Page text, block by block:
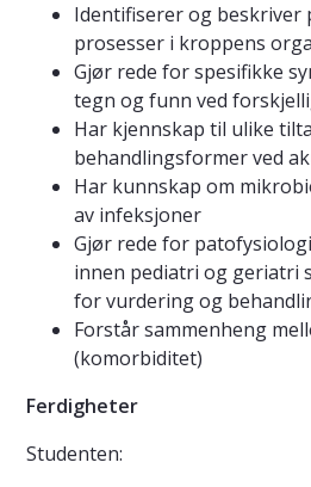
Identifiserer og beskriver
prosesser i kroppens
Gjør rede for spesifikke
tegn og funn ved
Har kjennskap til ulike
behandlingsformer ved
Har kunnskap om
av infeksjoner
Gjør rede for
innen pediatri og geriatri
for vurdering og
Forstår sammenheng
(komorbiditet)
Ferdigheter
Studenten: